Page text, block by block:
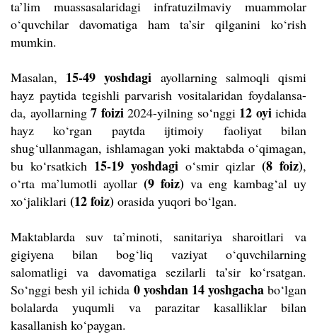
ta’lim muassasalaridagi infratuzilmaviy muammolar
o‘quvchilar davomatiga ham ta’sir qilganini ko‘rish
mumkin.
Masalan, 15-49 yoshdagi ayollarning salmoqli qismi
hayz paytida tegishli parvarish vositalaridan foydalansa-
da, ayollarning 7 foizi 2024-yilning so‘nggi 12 oyi ichida
hayz ko‘rgan paytda ijtimoiy faoliyat bilan
shug‘ullanmagan, ishlamagan yoki maktabda o‘qimagan,
bu ko‘rsatkich 15-19 yoshdagi o‘smir qizlar (8 foiz),
o‘rta ma’lumotli ayollar (9 foiz) va eng kambag‘al uy
xo‘jaliklari (12 foiz) orasida yuqori bo‘lgan.
Maktablarda suv ta’minoti, sanitariya sharoitlari va
gigiyena bilan bog‘liq vaziyat o‘quvchilarning
salomatligi va davomatiga sezilarli ta’sir ko‘rsatgan.
So‘nggi besh yil ichida 0 yoshdan 14 yoshgachabo‘lgan
bolalarda yuqumli va parazitar kasalliklar bilan
kasallanish ko‘paygan.